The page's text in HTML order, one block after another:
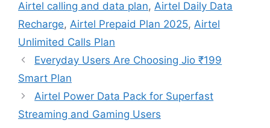
Airtel calling and data plan, Airtel Daily Data
Recharge, Airtel Prepaid Plan 2025, Airtel
Unlimited Calls Plan
Everyday Users Are Choosing Jio ₹199
Smart Plan
Airtel Power Data Pack for Superfast
Streaming and Gaming Users